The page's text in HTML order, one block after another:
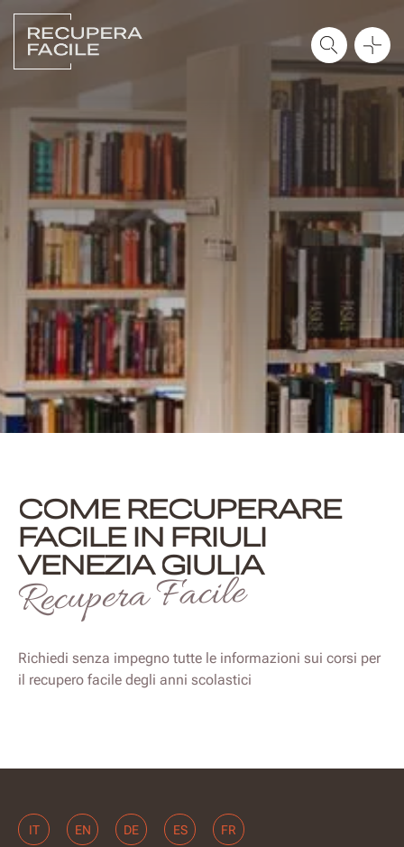
COME RECUPERARE
FACILE IN FRIULI
VENEZIA GIULIA
Recupera Facile
Richiedi senza impegno tutte le informazioni sui corsi per
il recupero facile degli anni scolastici
IT EN DE ES FR